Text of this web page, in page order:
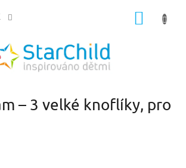
– 3 velké knoflíky, pro